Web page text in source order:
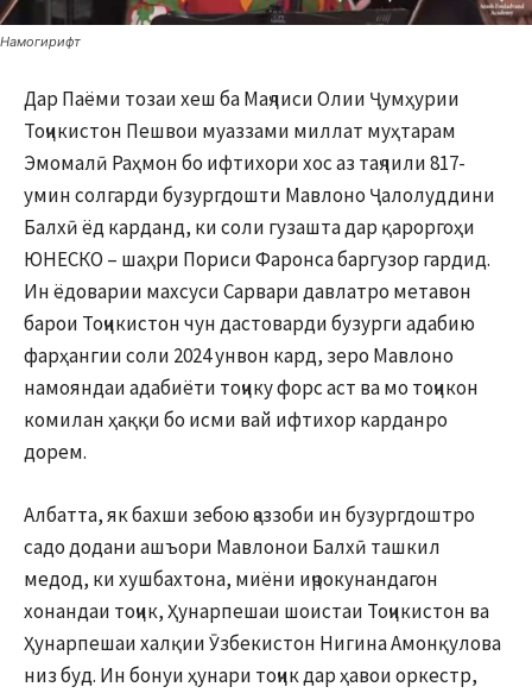
Намогирифт
Дар Паёми тозаи хеш ба Маҷлиси Олии Ҷумҳурии
Тоҷикистон Пешвои муаззами миллат муҳтарам
Эмомалӣ Раҳмон бо ифтихори хос аз таҷлили 817-
умин солгарди бузургдошти Мавлоно Ҷалолуддини
Балхӣ ёд карданд, ки соли гузашта дар қароргоҳи
ЮНЕСКО – шаҳри Пориси Фаронса баргузор гардид.
Ин ёдоварии махсуси Сарвари давлатро метавон
барои Тоҷикистон чун дастоварди бузурги адабию
фарҳангии соли 2024 унвон кард, зеро Мавлоно
намояндаи адабиёти тоҷику форс аст ва мо тоҷикон
комилан ҳаққи бо исми вай ифтихор карданро
дорем.
Албатта, як бахши зебою ҷаззоби ин бузургдоштро
садо додани ашъори Мавлонои Балхӣ ташкил
медод, ки хушбахтона, миёни иҷрокунандагон
хонандаи тоҷик, Ҳунарпешаи шоистаи Тоҷикистон ва
Ҳунарпешаи халқии Ӯзбекистон Нигина Амонқулова
низ буд. Ин бонуи ҳунари тоҷик дар ҳавои оркестр,